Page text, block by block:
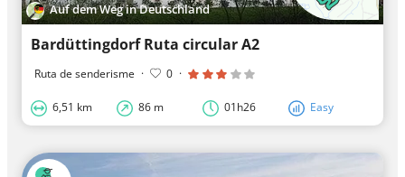
Auf dem Weg in Deutschland
Bardüttingdorf Ruta circular A2
Ruta de senderisme · 0 ·
6,51 km 86 m 01h26 Easy